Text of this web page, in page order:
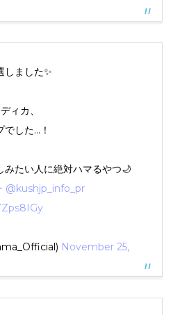
しました✨
ィカ、
した…！
みたい人に絶対ハマるやつ🌙
@kushjp_info_pr
November 25,